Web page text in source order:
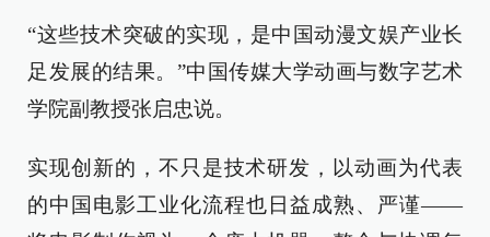
“这些技术突破的实现，是中国动漫文娱产业长
足发展的结果。”中国传媒大学动画与数字艺术
学院副教授张启忠说。
实现创新的，不只是技术研发，以动画为代表
的中国电影工业化流程也日益成熟、严谨——